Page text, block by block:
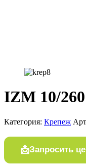
IZM 10/
Категория: Крепеж
Запросить